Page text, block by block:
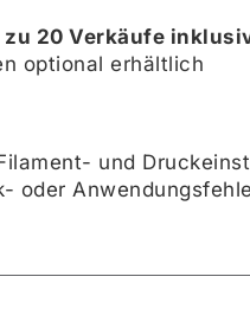
20 Verkäufe
optional erhältlich
und
oder